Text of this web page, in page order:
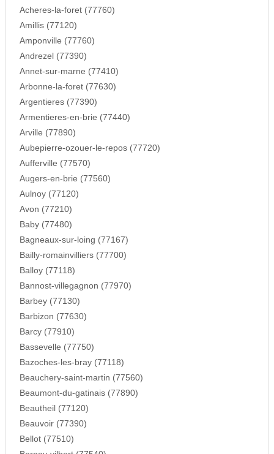
Acheres-la-foret (77760)
Amillis (77120)
Amponville (77760)
Andrezel (77390)
Annet-sur-marne (77410)
Arbonne-la-foret (77630)
Argentieres (77390)
Armentieres-en-brie (77440)
Arville (77890)
Aubepierre-ozouer-le-repos (77720)
Aufferville (77570)
Augers-en-brie (77560)
Aulnoy (77120)
Avon (77210)
Baby (77480)
Bagneaux-sur-loing (77167)
Bailly-romainvilliers (77700)
Balloy (77118)
Bannost-villegagnon (77970)
Barbey (77130)
Barbizon (77630)
Barcy (77910)
Bassevelle (77750)
Bazoches-les-bray (77118)
Beauchery-saint-martin (77560)
Beaumont-du-gatinais (77890)
Beautheil (77120)
Beauvoir (77390)
Bellot (77510)